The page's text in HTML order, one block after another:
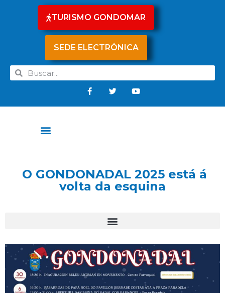
TURISMO GONDOMAR
SEDE ELECTRÓNICA
O GONDONADAL 2025 está á
volta da esquina